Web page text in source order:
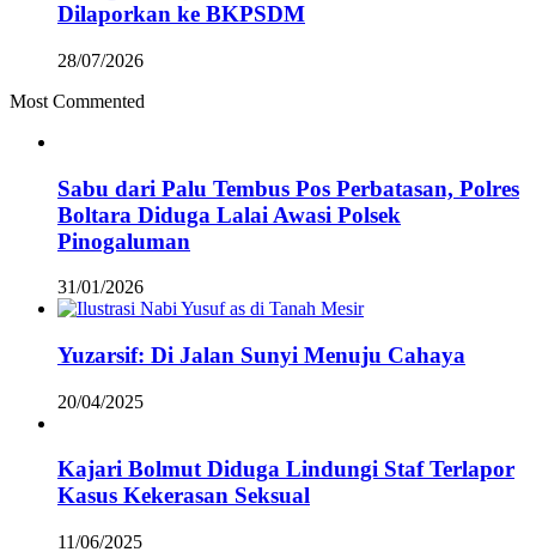
Dilaporkan ke BKPSDM
28/07/2026
Most Commented
Sabu dari Palu Tembus Pos Perbatasan, Polres
Boltara Diduga Lalai Awasi Polsek
Pinogaluman
31/01/2026
Yuzarsif: Di Jalan Sunyi Menuju Cahaya
20/04/2025
Kajari Bolmut Diduga Lindungi Staf Terlapor
Kasus Kekerasan Seksual
11/06/2025